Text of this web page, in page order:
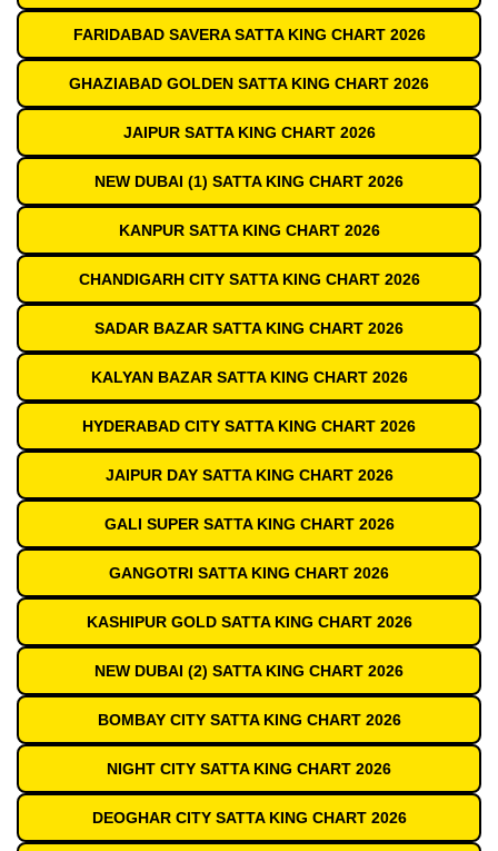
FARIDABAD SAVERA SATTA KING CHART 2026
GHAZIABAD GOLDEN SATTA KING CHART 2026
JAIPUR SATTA KING CHART 2026
NEW DUBAI (1) SATTA KING CHART 2026
KANPUR SATTA KING CHART 2026
CHANDIGARH CITY SATTA KING CHART 2026
SADAR BAZAR SATTA KING CHART 2026
KALYAN BAZAR SATTA KING CHART 2026
HYDERABAD CITY SATTA KING CHART 2026
JAIPUR DAY SATTA KING CHART 2026
GALI SUPER SATTA KING CHART 2026
GANGOTRI SATTA KING CHART 2026
KASHIPUR GOLD SATTA KING CHART 2026
NEW DUBAI (2) SATTA KING CHART 2026
BOMBAY CITY SATTA KING CHART 2026
NIGHT CITY SATTA KING CHART 2026
DEOGHAR CITY SATTA KING CHART 2026